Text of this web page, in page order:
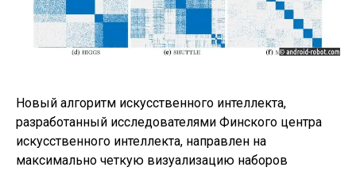
Новый алгоритм искусственного интеллекта,
разработанный исследователями Финского центра
искусственного интеллекта, направлен на
максимально четкую визуализацию наборов